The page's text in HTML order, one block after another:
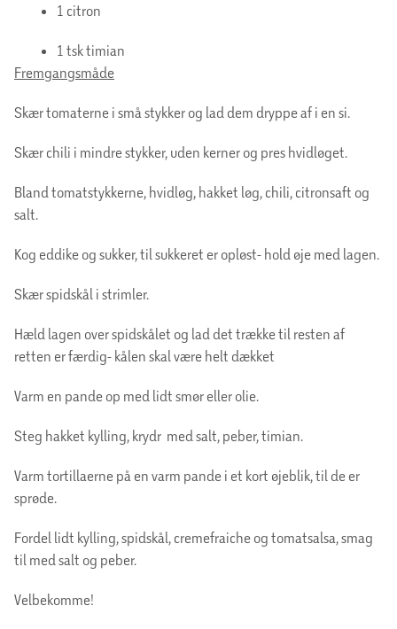
1 citron
1 tsk timian
Fremgangsmåde
Skær tomaterne i små stykker og lad dem dryppe af i en si.
Skær chili i mindre stykker, uden kerner og pres hvidløget.
Bland tomatstykkerne, hvidløg, hakket løg, chili, citronsaft og
salt.
Kog eddike og sukker, til sukkeret er opløst- hold øje med lagen.
Skær spidskål i strimler.
Hæld lagen over spidskålet og lad det trække til resten af
retten er færdig- kålen skal være helt dækket
Varm en pande op med lidt smør eller olie.
Steg hakket kylling, krydr med salt, peber, timian.
Varm tortillaerne på en varm pande i et kort øjeblik, til de er
sprøde.
Fordel lidt kylling, spidskål, cremefraiche og tomatsalsa, smag
til med salt og peber.
Velbekomme!